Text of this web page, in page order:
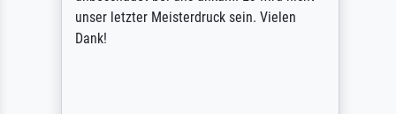
unser letzter Meisterdruck sein. Vielen
Dank!